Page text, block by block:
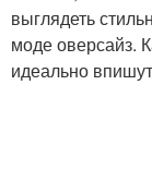
выглядеть
моде оверсайз.
идеально